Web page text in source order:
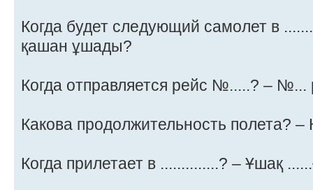
Когда будет следующий самолет в
қашан ұшады?
Когда отправляется рейс №.....? –
Какова продолжительность полета?
Когда прилетает в ..............? – Ұшақ